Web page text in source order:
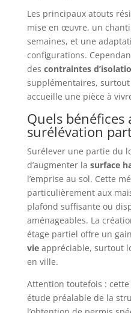
Les principaux atouts
mise en œuvre, un
semaines, et une
configurations.
des contraintes
supplémentaires,
accueille une pièce à
Quels bénéfices
surélévation
Surélever une partie du
d’augmenter la surface
l’emprise au sol. Cette
particulièrement aux
plafond suffisante ou
aménageables. La
étage partiel offre un gain
vieappréciable, surtout
en ville.
Attention toutefois :
étude préalable de la